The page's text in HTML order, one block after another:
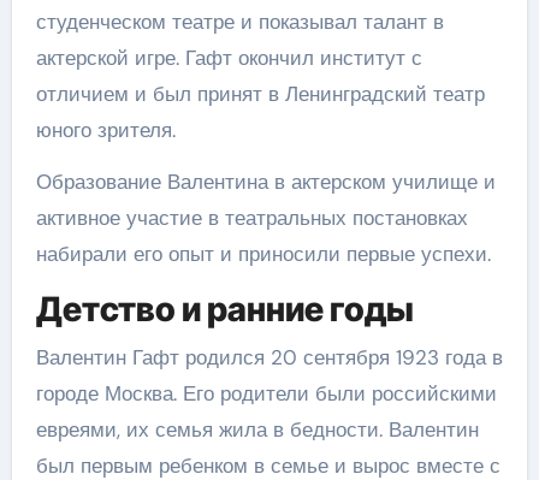
студенческом театре и показывал талант в
актерской игре. Гафт окончил институт с
отличием и был принят в Ленинградский театр
юного зрителя.
Образование Валентина в актерском училище и
активное участие в театральных постановках
набирали его опыт и приносили первые успехи.
Детство и ранние годы
Валентин Гафт родился 20 сентября 1923 года в
городе Москва. Его родители были российскими
евреями, их семья жила в бедности. Валентин
был первым ребенком в семье и вырос вместе с